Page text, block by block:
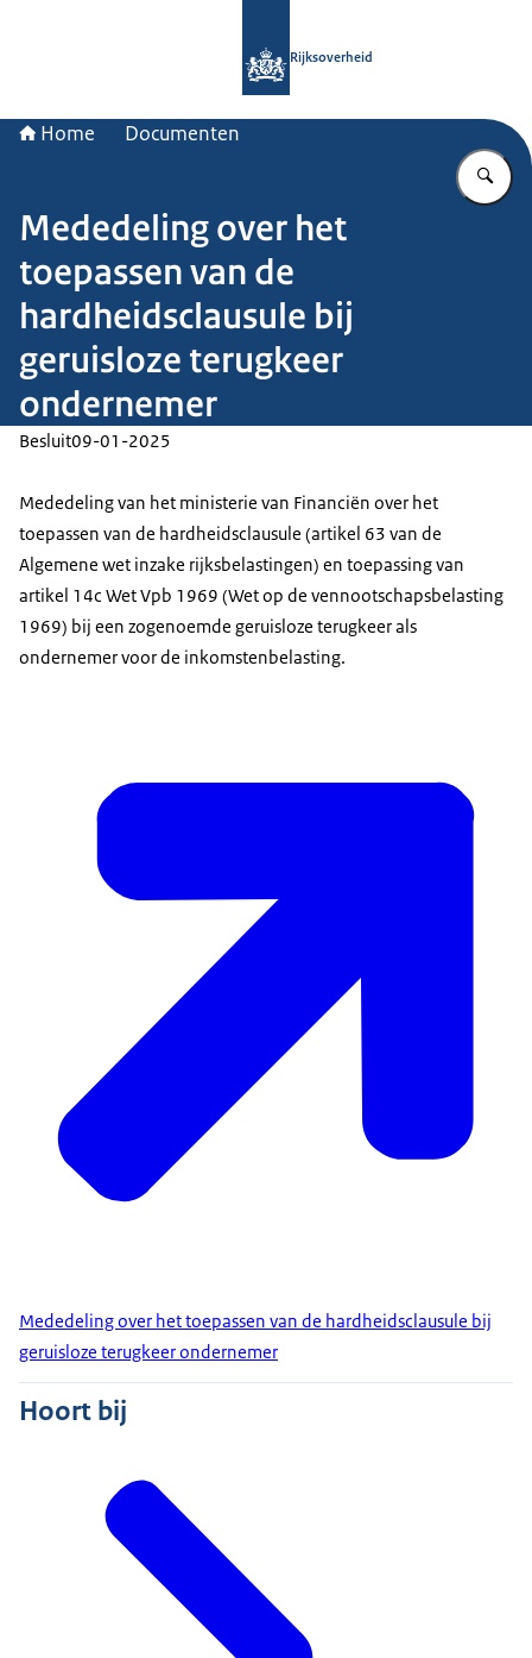
Rijksoverheid
Home Documenten
Mededeling over het
toepassen van de
hardheidsclausule bij
geruisloze terugkeer
ondernemer
Besluit09-01-2025
Mededeling van het ministerie van Financiën over het
toepassen van de hardheidsclausule (artikel 63 van de
Algemene wet inzake rijksbelastingen) en toepassing van
artikel 14c Wet Vpb 1969 (Wet op de vennootschapsbelasting
1969) bij een zogenoemde geruisloze terugkeer als
ondernemer voor de inkomstenbelasting.
Mededeling over het toepassen van de hardheidsclausule bij
geruisloze terugkeer ondernemer
Hoort bij